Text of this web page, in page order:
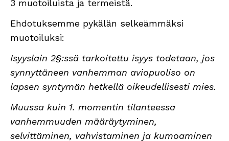
3 muotoiluista ja termeistä.
Ehdotuksemme pykälän selkeämmäksi
muotoiluksi:
Isyyslain 2§:ssä tarkoitettu isyys todetaan, jos
synnyttäneen vanhemman aviopuoliso on
lapsen syntymän hetkellä oikeudellisesti mies.
Muussa kuin 1. momentin tilanteessa
vanhemmuuden määräytyminen,
selvittäminen, vahvistaminen ja kumoaminen